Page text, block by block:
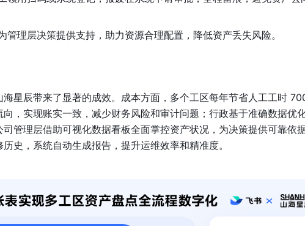
理层决策提供支持，助力资源合理配置，降低资产丢失风险。
星辰带来了显著的成效。成本方面，多个工区每年节省人工工时
，实现账实一致，减少财务风险和审计问题；行政基于准确数据优
管理层借助可视化数据看板全面掌控资产状况，为决策提供可靠依
史，系统自动生成报告，提升运维效率和精准度。